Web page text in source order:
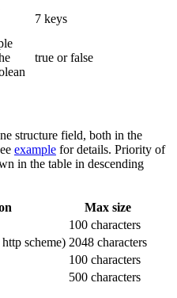
7 keys
true or false
structure field, both in the
example for details. Priority of
in the table in descending
Max size
100 characters
scheme) 2048 characters
100 characters
500 characters